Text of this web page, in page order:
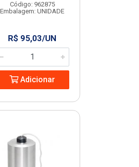
Código: 962875
Embalagem: UNIDADE
R$ 95,03/UN
Adicionar